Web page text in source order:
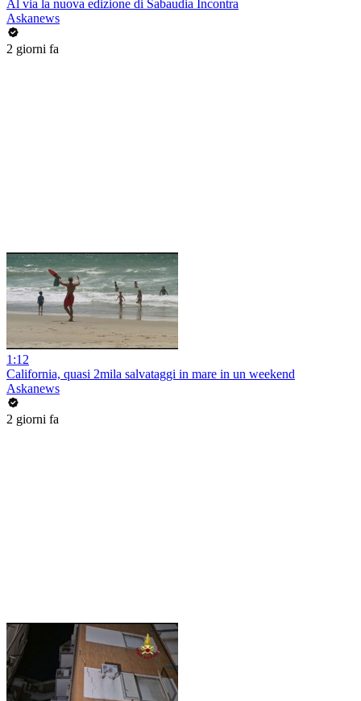
Al via la nuova edizione di Sabaudia Incontra
Askanews
2 giorni fa
1:12
California, quasi 2mila salvataggi in mare in un weekend
Askanews
2 giorni fa